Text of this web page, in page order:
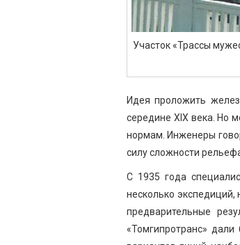
Участок «Трассы
Идея проложить
середине XIX века. Но
нормам. Инженеры
силу сложности
С 1935 года
несколько экспедиций,
предварительные
«Томгипротранс»